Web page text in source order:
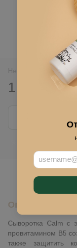
Нет в наличии
1 070 грн
для
Описание
Сыворотка Calm с
провитамином В5
также защитить